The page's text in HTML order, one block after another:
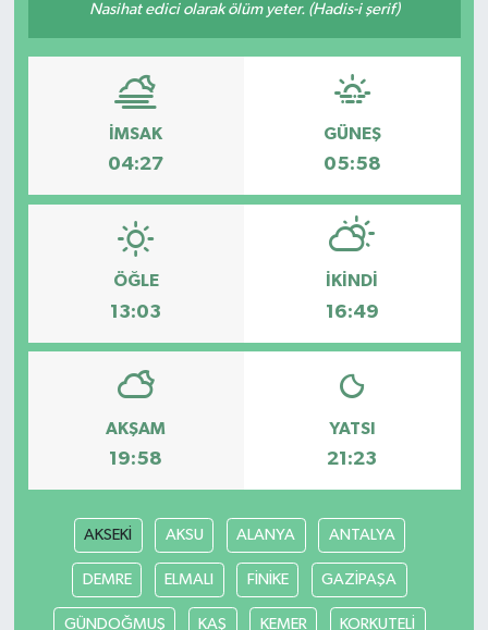
Nasihat edici olarak ölüm yeter. (Hadis-i şerif)
İMSAK
04:27
GÜNEŞ
05:58
ÖĞLE
13:03
İKINDI
16:49
AKŞAM
19:58
YATSI
21:23
AKSEKİ AKSU ALANYA ANTALYA
DEMRE ELMALI FİNİKE GAZİPAŞA
GÜNDOĞMUŞ KAŞ KEMER KORKUTELİ